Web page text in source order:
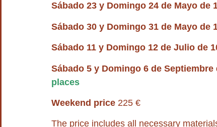
Sábado 23 y Domingo 24 de Mayo de
Sábado 30 y Domingo 31 de Mayo de
Sábado 11 y Domingo 12 de Julio de
Sábado 5 y Domingo 6 de Septiembre
places
Weekend price 225 €
The price includes all necessary